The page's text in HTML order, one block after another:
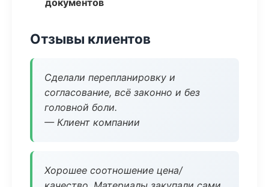
документов
Отзывы клиентов
Сделали перепланировку и
согласование, всё законно и без
головной боли.
— Клиент компании
Хорошее соотношение цена/